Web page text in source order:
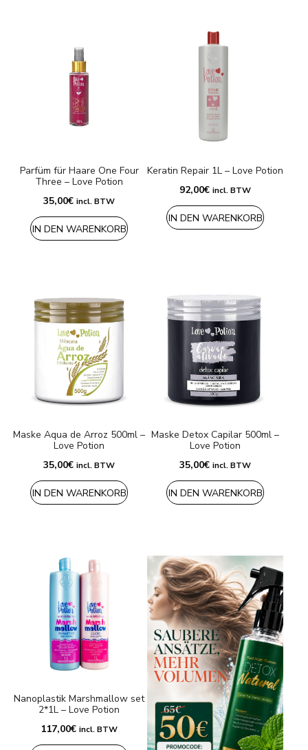
Parfüm für Haare One Four
Three – Love Potion
35,00€ incl. BTW
IN DEN WARENKORB
Keratin Repair 1L – Love Potion
92,00€ incl. BTW
IN DEN WARENKORB
Maske Aqua de Arroz 500ml –
Love Potion
35,00€ incl. BTW
IN DEN WARENKORB
Maske Detox Capilar 500ml –
Love Potion
35,00€ incl. BTW
IN DEN WARENKORB
Nanoplastik Marshmallow set
2*1L – Love Potion
117,00€ incl. BTW